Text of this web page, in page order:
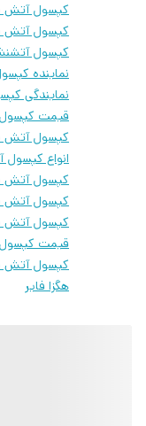
کپسول آتش نشانی 2
کپسول آتش
کپسول
نماینده
نمایندگی
قیمت
کپسول آتش
انواع
کپسول آتش
کپسول آتش نشانی 2
کپسول آتش نشانی
قیمت کپسول
کپسول آتش
هگزا فایر